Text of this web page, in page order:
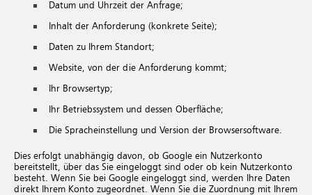
Datum und Uhrzeit der Anfrage;
Inhalt der Anforderung (konkrete Seite);
Daten zu Ihrem Standort;
Website, von der die Anforderung kommt;
Ihr Browsertyp;
Ihr Betriebssystem und dessen Oberfläche;
Die Spracheinstellung und Version der Browsersoftware.
Dies erfolgt unabhängig davon, ob Google ein Nutzerkonto
bereitstellt, über das Sie eingeloggt sind oder ob kein Nutzerkonto
besteht. Wenn Sie bei Google eingeloggt sind, werden Ihre Daten
direkt Ihrem Konto zugeordnet. Wenn Sie die Zuordnung mit Ihrem